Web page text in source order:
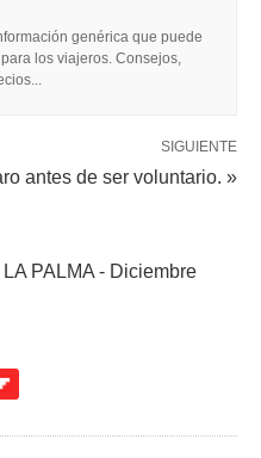
genérica que puede
los viajeros. Consejos,
SIGUIENTE
antes de ser voluntario. »
PALMA - Diciembre